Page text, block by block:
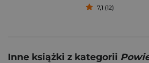
7,1 (12)
Inne książki z kategorii